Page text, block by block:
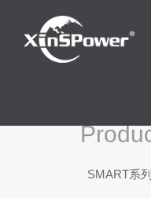
SMART系列